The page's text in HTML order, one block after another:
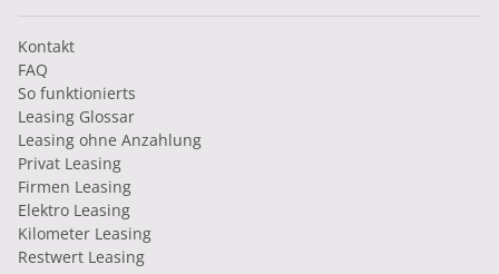
Kontakt
FAQ
So funktionierts
Leasing Glossar
Leasing ohne Anzahlung
Privat Leasing
Firmen Leasing
Elektro Leasing
Kilometer Leasing
Restwert Leasing